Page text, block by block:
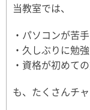
当教室では、
・パソコンが苦
・久しぶりに勉
・資格が初めて
も、たくさんチ